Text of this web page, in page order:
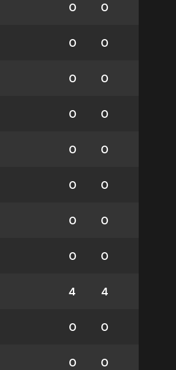
0 0
0 0
0 0
0 0
0 0
0 0
0 0
0 0
4 4
0 0
0 0